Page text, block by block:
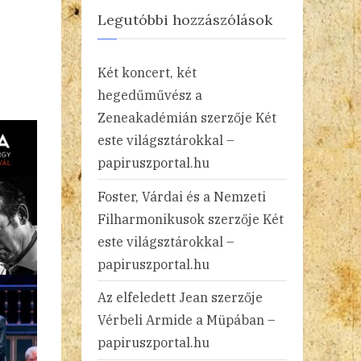
Legutóbbi hozzászólások
Két koncert, két
hegedűművész a
Zeneakadémián szerzője Két
este világsztárokkal –
papiruszportal.hu
Foster, Várdai és a Nemzeti
Filharmonikusok szerzője Két
este világsztárokkal –
papiruszportal.hu
Az elfeledett Jean szerzője
Vérbeli Armide a Müpában –
papiruszportal.hu